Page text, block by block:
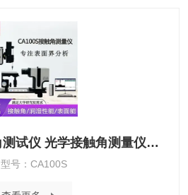
CA100S自动水滴角测试仪 光学接触角测量仪精度准
型号：CA100S